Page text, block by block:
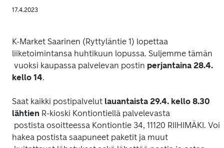
17.4.2023
K-Market Saarinen (Ryttyläntie 1) lopettaa
liiketoimintansa huhtikuun lopussa. Suljemme tämän
vuoksi kaupassa palvelevan postin perjantaina 28.4.
kello 14
Saat kaikki postipalvelut lauantaista 29.4. kello 8.30
lähtien R-kioski Kontiontiellä palvelevasta
hakea postista saapuneet paketit ja muut